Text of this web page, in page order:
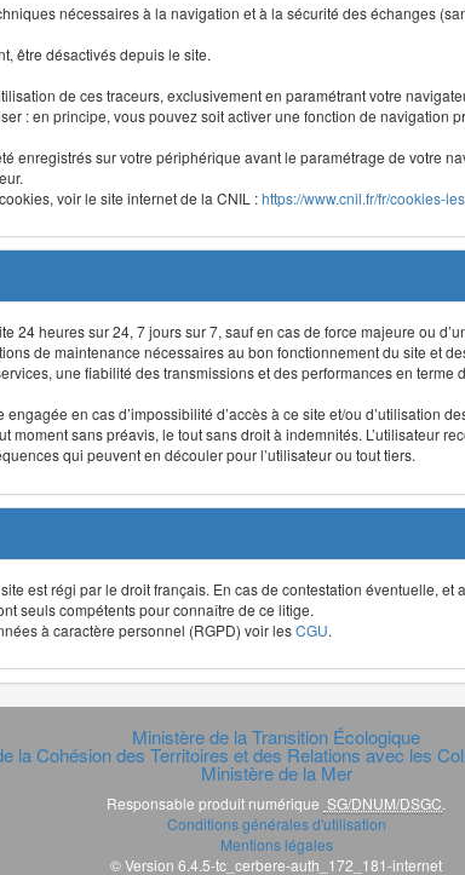
nécessaires à la navigation et à la sécurité des échanges
être désactivés depuis le site.
de ces traceurs, exclusivement en paramétrant votre
: en principe, vous pouvez soit activer une fonction de navigation
enregistrés sur votre périphérique avant le paramétrage de votre
voir le site internet de la CNIL :https://www.cnil.fr/fr/cookies-
24 heures sur 24, 7 jours sur 7, sauf en cas de force majeure ou
de maintenance nécessaires au bon fonctionnement du site et
une fiabilité des transmissions et des performances en terme
en cas d’impossibilité d’accès à ce site et/ou d’utilisation
moment sans préavis, le tout sans droit à indemnités. L’utilisateur
qui peuvent en découler pour l’utilisateur ou tout tiers.
est régi par le droit français. En cas de contestation éventuelle, et
seuls compétents pour connaître de ce litige.
à caractère personnel (RGPD) voir lesCGU.
Ministère de la Transition Écologique
la Cohésion des Territoires et des Relations avec les
Ministère de la Mer
Responsable produit numérique SG/DNUM/DSGC
Conditions générales d'utilisation
Mentions légales
© Version 6.4.5-tc_cerbere-auth_172_181-internet